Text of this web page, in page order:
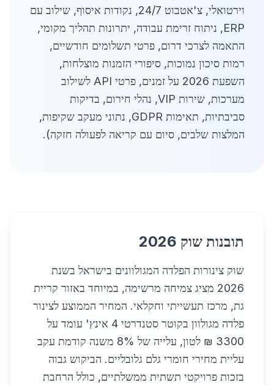
וירטואלי, צ'אטבוט 24/7, נקודות איסוף, שילוב עם
ERP, ניתוח זרימת עבודה, יתרונות תהליך מקומי,
התאמה לצרכי דרום, פרטי תשלומים חודשיים,
רמות סיכון נמוכות, סיפורי הזמנות מוצלחות,
השפעת 2026 על זמנים, פרטי API לשילוב
מערכות, שירות VIP, נהלי חירום, בדיקות
סביבתיות, תאימות GDPR, נתוני מעקב שקיפות,
המלצות שלבים, סיום עם קריאה לפעולה חזקה).
תובנות שוק 2026
שוק צינורות הפלדה המגולוונים בישראל בשנת
2026 מציג צמיחה מרשימה, במיוחד באזור קריית
גת, מרכז תעשייתי וחקלאי. המחיר הממוצע לצינור
פלדה מגולוון בקוטר סטנדרטי 4 אינץ' עומד על
3300 ₪ לטון, עלייה של 8% משנה קודמת עקב
עליית מחירי חומרי גלם גלובליים. הביקוש גבוה
בזכות פרויקטי תשתית ממשלתיים, כולל הרחבת